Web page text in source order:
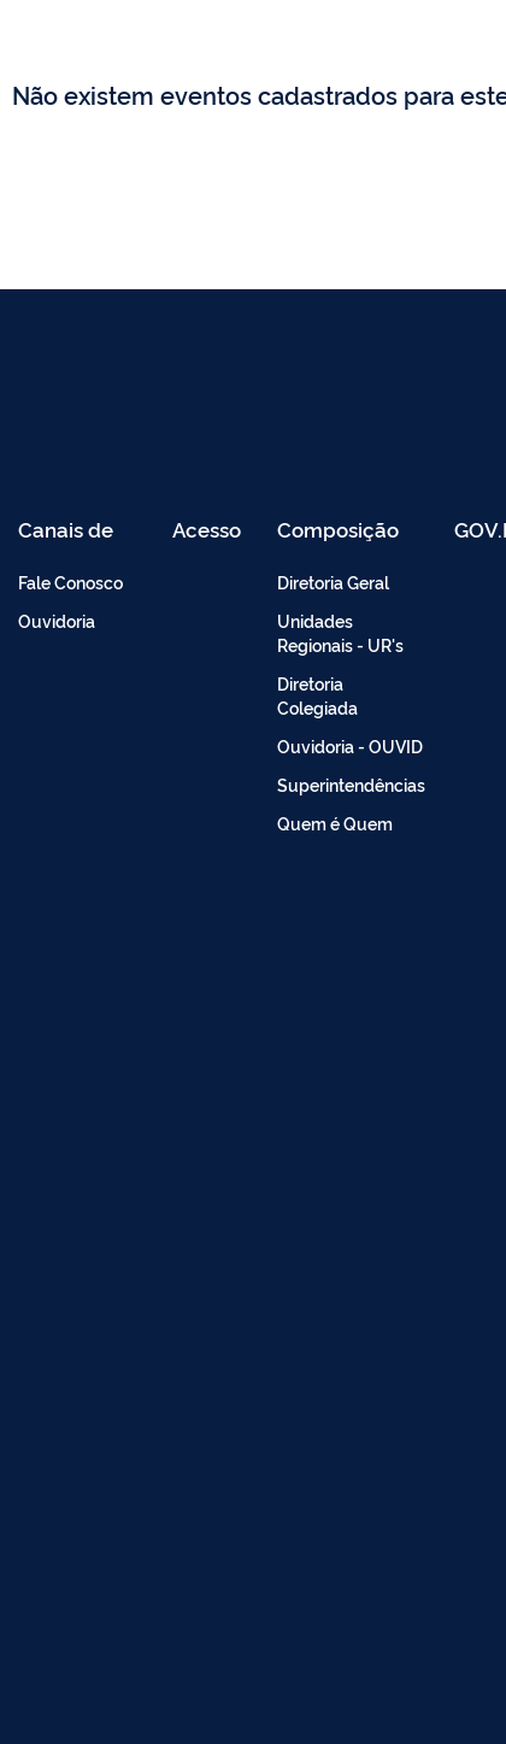
Não existem eventos cadastrados para
Canais de
Atendimento
Fale Conosco
Ouvidoria
Acesso
Restrito
Composição
Diretoria Geral
Unidades
Regionais - UR's
Diretoria
Colegiada
Ouvidoria - OUVID
Superintendências
Quem é Quem